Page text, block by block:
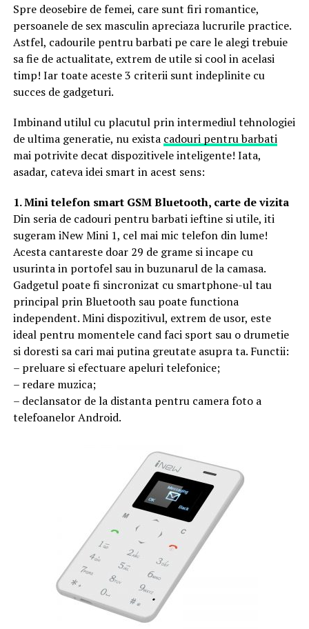
Spre deosebire de femei, care sunt firi romantice,
persoanele de sex masculin apreciaza lucrurile practice.
Astfel, cadourile pentru barbati pe care le alegi trebuie
sa fie de actualitate, extrem de utile si cool in acelasi
timp! Iar toate aceste 3 criterii sunt indeplinite cu
succes de gadgeturi.
Imbinand utilul cu placutul prin intermediul tehnologiei
de ultima generatie, nu exista cadouri pentru barbati
mai potrivite decat dispozitivele inteligente! Iata,
asadar, cateva idei smart in acest sens:
1. Mini telefon smart GSM Bluetooth, carte de vizita
Din seria de cadouri pentru barbati ieftine si utile, iti
sugeram iNew Mini 1, cel mai mic telefon din lume!
Acesta cantareste doar 29 de grame si incape cu
usurinta in portofel sau in buzunarul de la camasa.
Gadgetul poate fi sincronizat cu smartphone-ul tau
principal prin Bluetooth sau poate functiona
independent. Mini dispozitivul, extrem de usor, este
ideal pentru momentele cand faci sport sau o drumetie
si doresti sa cari mai putina greutate asupra ta. Functii:
– preluare si efectuare apeluri telefonice;
– redare muzica;
– declansator de la distanta pentru camera foto a
telefoanelor Android.